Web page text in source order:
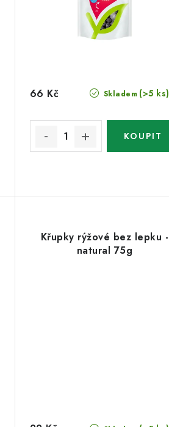
Skladem (>5 ks)
66 Kč
Křupky rýžové bez lepku -
natural 75g